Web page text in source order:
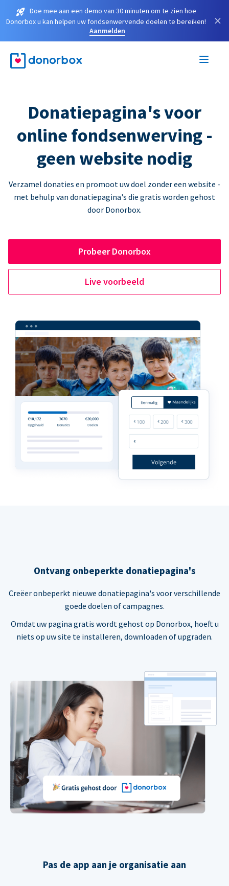
Doe mee aan een demo van 30 minuten om te zien hoe
Donorbox u kan helpen uw fondsenwervende doelen te bereiken!
Aanmelden
×
Donatiepagina's voor
online fondsenwerving -
geen website nodig
Verzamel donaties en promoot uw doel zonder een website -
met behulp van donatiepagina's die gratis worden gehost
door Donorbox.
Probeer Donorbox
Live voorbeeld
Ontvang onbeperkte donatiepagina's
Creëer onbeperkt nieuwe donatiepagina's voor verschillende
goede doelen of campagnes.
Omdat uw pagina gratis wordt gehost op Donorbox, hoeft u
niets op uw site te installeren, downloaden of upgraden.
Pas de app aan je organisatie aan